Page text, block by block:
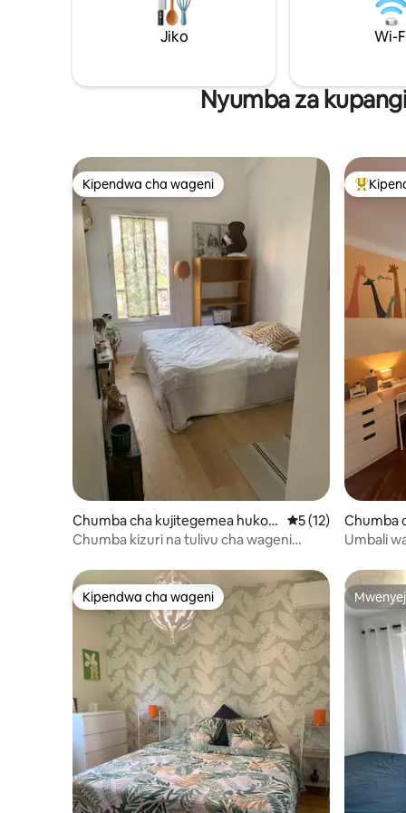
ajili ya likizo ya kimapenzi isiyosahaulika ✨
kifungua
kwa
Jiko Wi-
Nyumba za
Kipendwa cha wageni
Kipendwa cha wageni
Chumba cha kujitegemea huko
Grasse
Ukadiriaji wa
5 (12)
Chumba kizuri na tulivu cha wageni
Chumba
ko Thiers
Umbali
umbali
umbali
umbali
Kipendwa cha wageni
Kipendwa cha wageni